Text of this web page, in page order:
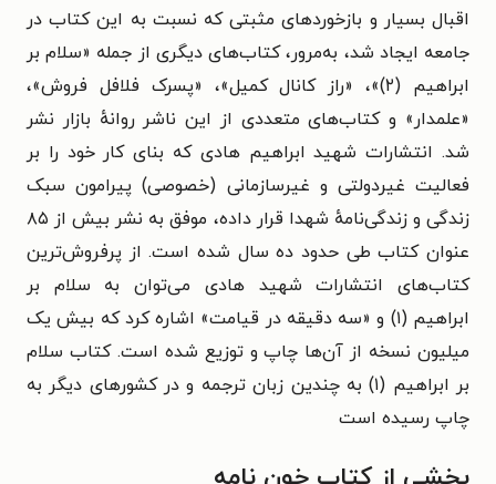
اقبال بسیار و بازخوردهای مثبتی که نسبت به این کتاب در
جامعه ایجاد شد، به‌مرور، کتاب‌های دیگری از جمله «سلام بر
ابراهیم (۲)»، «راز کانال کمیل»، «پسرک فلافل فروش»،
«علمدار» و کتاب‌های متعددی از این ناشر روانه‌ٔ بازار نشر
شد. انتشارات شهید ابراهیم هادی که بنای کار خود را بر
فعالیت غیردولتی و غیرسازمانی (خصوصی) پیرامون سبک
زندگی و زندگی‌نامه‌ٔ شهدا قرار داده، موفق به نشر بیش از ۸۵
عنوان کتاب طی حدود ده سال شده است. از پرفروش‌ترین
کتاب‌های انتشارات شهید هادی می‌توان به سلام بر
ابراهیم (۱) و «سه دقیقه در قیامت» اشاره کرد که بیش یک
میلیون نسخه از آن‌ها چاپ و توزیع شده است. کتاب سلام
بر ابراهیم (۱) به چندین زبان ترجمه و در کشورهای دیگر به
چاپ رسیده است